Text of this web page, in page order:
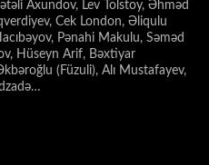
Axundov, Lev Tolstoy, Əhməd
Cek London, Əliqulu
Pənahi Makulu, Səməd
Hüseyn Arif, Bəxtiyar
(Füzuli), Alı Mustafayev,